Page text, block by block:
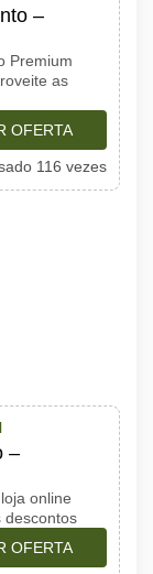
–
Premium
as
OFERTA
116 vezes
–
online
descontos
OFERTA